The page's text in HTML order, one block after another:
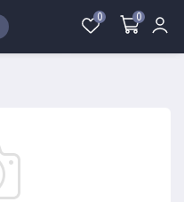
0 0
Войти Регистрация